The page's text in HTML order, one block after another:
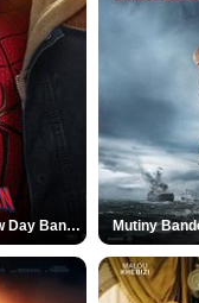
Spider-Man: Brand New Day Bande-annonce VO STFR Mutiny